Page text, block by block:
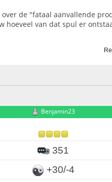
de "fataal aanvallende
hoeveel van dat spul er
Benjamin23
351
+30/-4